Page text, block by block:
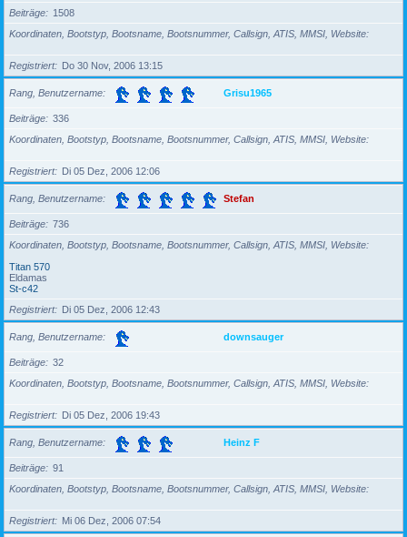
Beiträge
1508
Koordinaten, Bootstyp, Bootsname, Bootsnummer, Callsign, ATIS, MMSI, Website
Registriert Do 30 Nov, 2006 13:15
Rang, Benutzername Grisu1965
Beiträge
336
Koordinaten, Bootstyp, Bootsname, Bootsnummer, Callsign, ATIS, MMSI, Website
Registriert Di 05 Dez, 2006 12:06
Rang, Benutzername Stefan
Beiträge
736
Koordinaten, Bootstyp, Bootsname, Bootsnummer, Callsign, ATIS, MMSI, Website
Titan 570
Eldamas
St-c42
Registriert
Di 05 Dez, 2006 12:43
Rang, Benutzername downsauger
Beiträge
32
Koordinaten, Bootstyp, Bootsname, Bootsnummer, Callsign, ATIS, MMSI, Website
Registriert Di 05 Dez, 2006 19:43
Rang, Benutzername Heinz F
Beiträge
91
Koordinaten, Bootstyp, Bootsname, Bootsnummer, Callsign, ATIS, MMSI, Website
Registriert Mi 06 Dez, 2006 07:54